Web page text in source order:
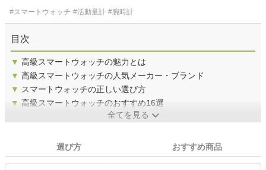
#スマートウォッチ #活動量計 #腕時計
目次
▼ 高級スマートウォッチの魅力とは
▼ 高級スマートウォッチの人気メーカー・ブランド
▼ スマートウォッチの正しい選び方
▼ 高級スマートウォッチのおすすめ16選
全てを見る
選び方 おすすめ商品